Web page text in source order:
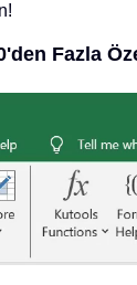
Fazla